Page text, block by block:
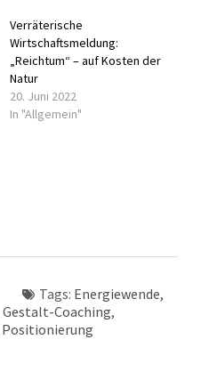
Verräterische
Wirtschaftsmeldung:
„Reichtum“ – auf Kosten der
Natur
20. Juni 2022
In "Allgemein"
Tags: Energiewende,
Gestalt-Coaching,
Positionierung